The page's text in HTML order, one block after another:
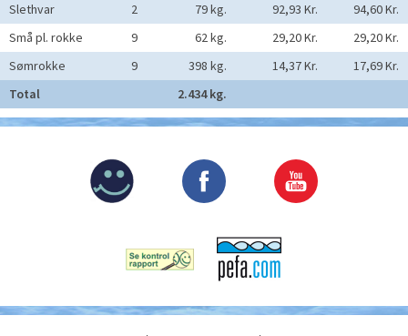
Slethvar
2 79 kg. 92,93 Kr.
94,60 Kr.
Små pl. rokke
9 62 kg. 29,20 Kr.
29,20 Kr.
Sømrokke
9 398 kg. 14,37 Kr.
17,69 Kr.
Total
2.434 kg.